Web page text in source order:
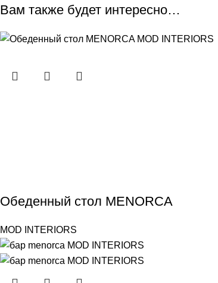
Вам также будет интересно…
Обеденный стол MENORCA
MOD INTERIORS